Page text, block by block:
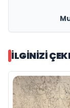
İLGINIZI